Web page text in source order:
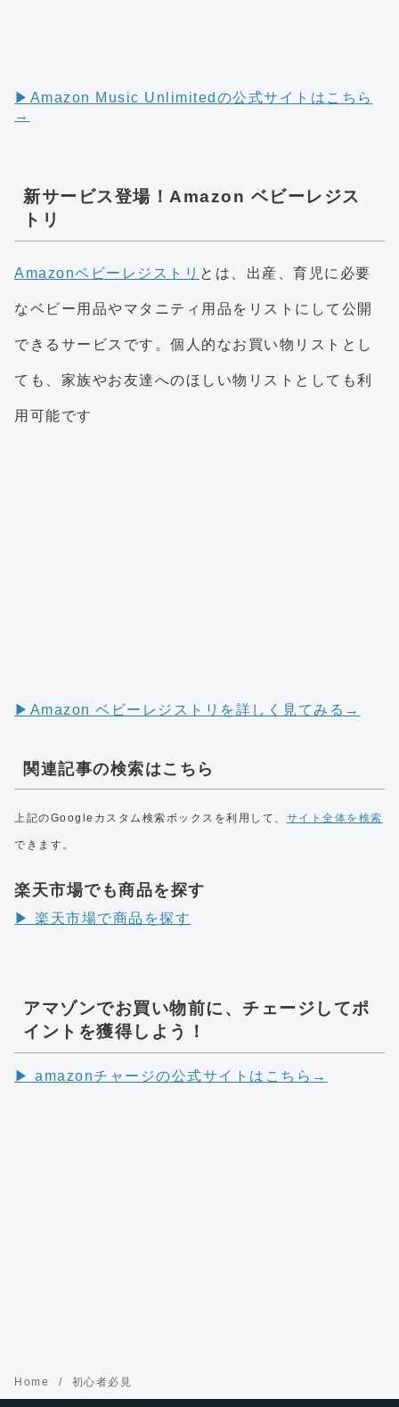
▶︎Amazon Music Unlimitedの公式サイトはこちら
→
新サービス登場！Amazon ベビーレジス
トリ
Amazonベビーレジストリ とは、出産、育児に必要
なベビー用品やマタニティ用品をリストにして公開
できるサービスです。個人的なお買い物リストとし
ても、家族やお友達へのほしい物リストとしても利
用可能です
▶︎Amazon ベビーレジストリを詳しく見てみる→
関連記事の検索はこちら
上記のGoogleカスタム検索ボックスを利用して、 サイト全体を検索
できます。
楽天市場でも商品を探す
▶︎ 楽天市場で商品を探す
アマゾンでお買い物前に、チェージしてポ
イントを獲得しよう！
▶︎ amazonチャージの公式サイトはこちら→
Home 初心者必見